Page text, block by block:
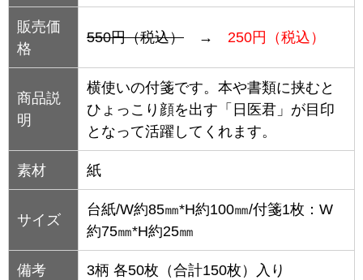
販売価
格
550円（税込） → 250円（税込）
商品説
明
横使いの付箋です。本や書類に挟むと
ひょっこり顔を出す「日医君」が目印
となって活躍してくれます。
素材 紙
サイズ
台紙/W約85㎜*H約100㎜/付箋1枚：W
約75㎜*H約25㎜
備考 3柄 各50枚（合計150枚）入り